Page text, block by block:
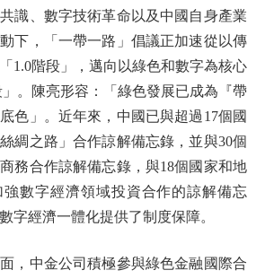
、數字技術革命以及中國自身產業
下，「一帶一路」倡議正加速從以傳
1.0階段」，邁向以綠色和數字為核心
。陳亮形容：「綠色發展已成為『帶
色」。近年來，中國已與超過17個國
綢之路」合作諒解備忘錄，並與30個
務合作諒解備忘錄，與18個國家和地
強數字經濟領域投資合作的諒解備忘
字經濟一體化提供了制度保障。
中金公司積極參與綠色金融國際合